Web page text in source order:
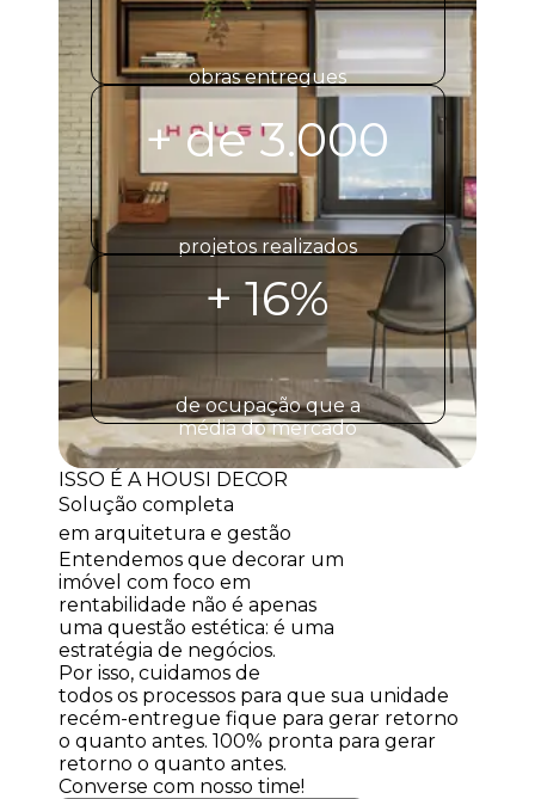
obras entregues
+ de 3.000
projetos realizados
+ 16%
de ocupação que a
média do mercado
ISSO É A HOUSI DECOR
Solução completa
em arquitetura e gestão
Entendemos que decorar um
imóvel com foco em
rentabilidade não é apenas
uma questão estética: é uma
estratégia de negócios.
Por isso, cuidamos de
todos os processos para que sua unidade
recém-entregue fique para gerar retorno
o quanto antes. 100% pronta para gerar
retorno o quanto antes.
Converse com nosso time!